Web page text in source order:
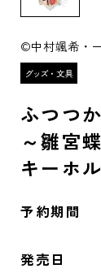
©中村颯希・
ふつつ
～雛宮
キーホ
予約期間
発売日